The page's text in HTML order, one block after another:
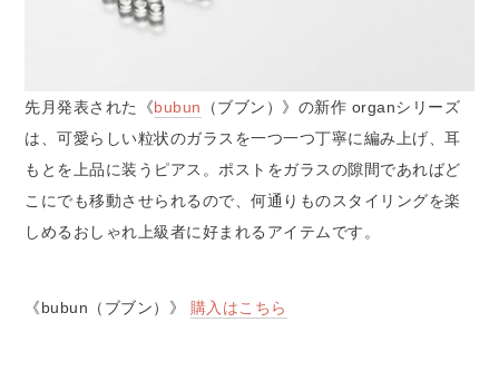
先月発表された《bubun
（ブブン）》の新作 organシリーズ
は、可愛らしい粒状のガラスを一つ一つ丁寧に編み上げ、耳
もとを上品に装うピアス。ポストをガラスの隙間であればど
こにでも移動させられるので、何通りものスタイリングを楽
しめるおしゃれ上級者に好まれるアイテムです。
《bubun（ブブン）》 購入はこちら